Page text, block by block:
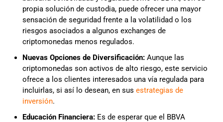
propia solución de custodia, puede ofrecer una mayor
sensación de seguridad frente a la volatilidad o los
riesgos asociados a algunos exchanges de
criptomonedas menos regulados.
Nuevas Opciones de Diversificación: Aunque las
criptomonedas son activos de alto riesgo, este servicio
ofrece a los clientes interesados una vía regulada para
incluirlas, si así lo desean, en sus estrategias de
inversión.
Educación Financiera: Es de esperar que el BBVA